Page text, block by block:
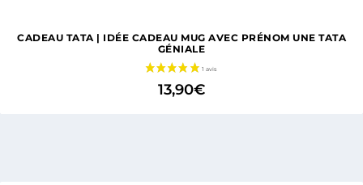
CADEAU TATA | IDÉE CADEAU MUG AVEC PRÉNOM UNE TATA
GÉNIALE
13,90€